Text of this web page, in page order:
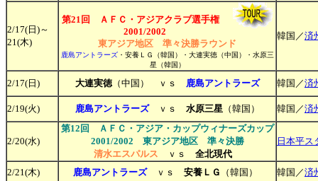
2/17(日)～
21(木)
第21回 ＡＦＣ・アジアクラブ選手権
2001/2002
東アジア地区 準々決勝ラウンド
鹿島アントラーズ・安養ＬＧ（韓国）・大連実徳（中国）・水原三
星（韓国）
韓国／済
2/17(日) 大連実徳（中国） ｖｓ 鹿島アントラーズ 韓国／済
2/19(火) 鹿島アントラーズｖｓ 水原三星（韓国） 韓国／済
2/20(水)
第12回 ＡＦＣ・アジア・カップウィナーズカップ
2001/2002 東アジア地区 準々決勝
清水エスパルス ｖｓ 全北現代
日本平ス
2/21(木) 鹿島アントラーズｖｓ 安養ＬＧ （韓国） 韓国／済